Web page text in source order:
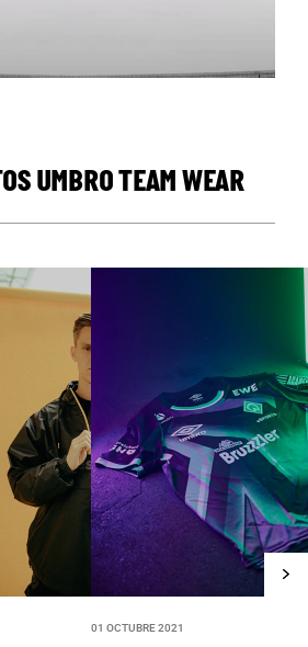
UMBRO TEAM WEAR
01 OCTUBRE 2021